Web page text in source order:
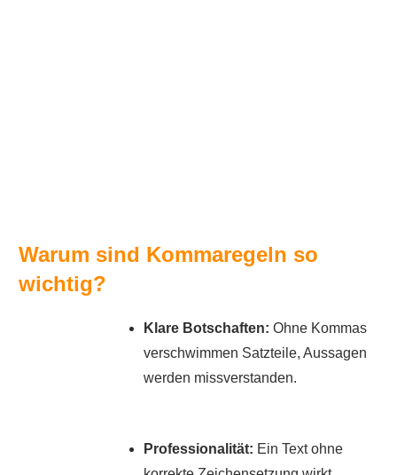
Warum sind Kommaregeln so
wichtig?
Klare Botschaften: Ohne Kommas
verschwimmen Satzteile, Aussagen
werden missverstanden.
Professionalität: Ein Text ohne